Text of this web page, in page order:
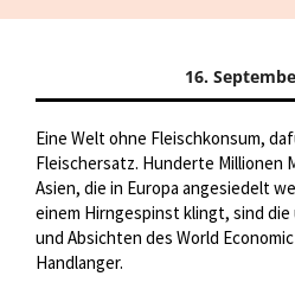
16.
Eine Welt ohne Fleischkonsum,
Fleischersatz. Hunderte Millionen
Asien, die in Europa angesiedelt
einem Hirngespinst klingt, sind
und Absichten des World
Handlanger.